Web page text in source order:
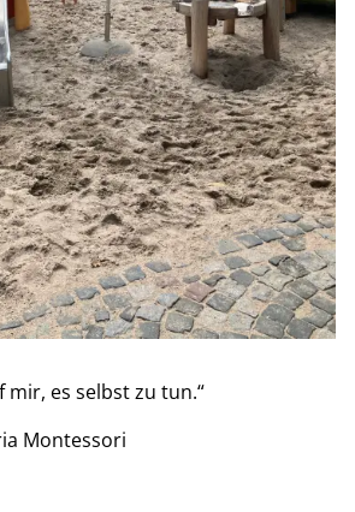
mir, es selbst zu tun.“
Montessori